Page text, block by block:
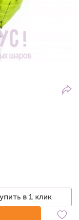
в 1 клик